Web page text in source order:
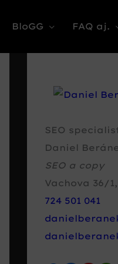
BloGG FAQ aj.
SEO
Daniel
SEO a copy
Vachova 36/1,
724 501 041